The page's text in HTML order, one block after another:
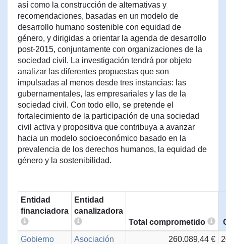
así como la construcción de alternativas y
recomendaciones, basadas en un modelo de
desarrollo humano sostenible con equidad de
género, y dirigidas a orientar la agenda de desarrollo
post-2015, conjuntamente con organizaciones de la
sociedad civil. La investigación tendrá por objeto
analizar las diferentes propuestas que son
impulsadas al menos desde tres instancias: las
gubernamentales, las empresariales y las de la
sociedad civil. Con todo ello, se pretende el
fortalecimiento de la participación de una sociedad
civil activa y propositiva que contribuya a avanzar
hacia un modelo socioeconómico basado en la
prevalencia de los derechos humanos, la equidad de
género y la sostenibilidad.
Entidad
financiadora
Entidad
canalizadora
Total comprometido
Gobierno
Asociación
260.089,44 €